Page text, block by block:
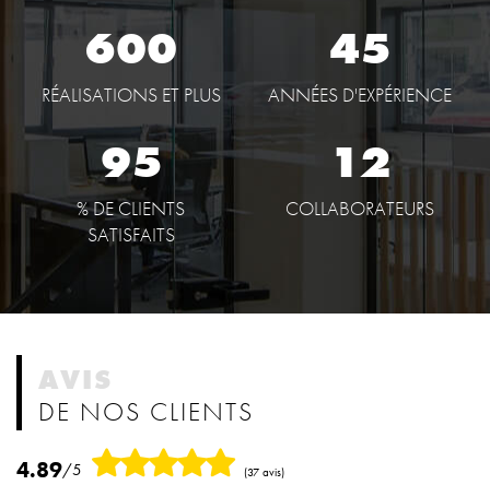
600
RÉALISATIONS ET PLUS
45
ANNÉES D'EXPÉRIENCE
95
% DE CLIENTS
SATISFAITS
12
COLLABORATEURS
AVIS
DE NOS CLIENTS
4.89/5 (37 avis)